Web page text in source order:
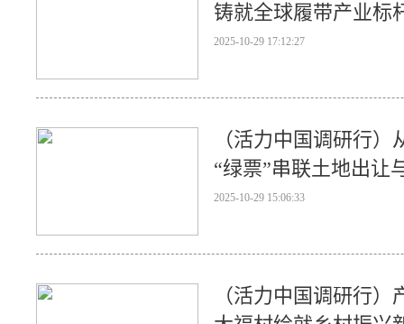
铸就全球履带产业标
2025-10-29 17:12:27
（活力中国调研行）
“绿票”串联土地出让
2025-10-29 15:06:33
（活力中国调研行